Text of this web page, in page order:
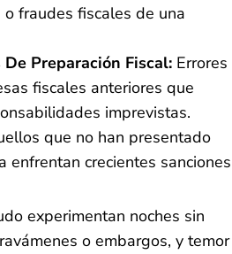
fraudes fiscales de una
Preparación Fiscal: Errores
fiscales anteriores que
imprevistas.
que no han presentado
enfrentan crecientes sanciones
experimentan noches sin
o embargos, y temor